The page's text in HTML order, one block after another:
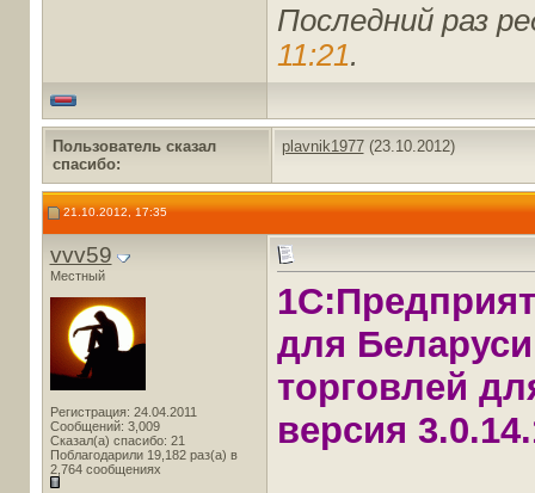
Последний раз
11:21.
Пользователь сказал
cпасибо:
plavnik1977(23.10.2012)
21.10.2012, 17:35
vvv59
Местный
Регистрация: 24.04.2011
Сообщений: 3,009
Сказал(а) спасибо: 21
Поблагодарили 19,182 раз(а) в
2,764 сообщениях
для
торговлей
версия